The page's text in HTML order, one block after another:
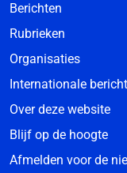
Berichten
Rubrieken
Organisaties
Internationale
Over deze website
Blijf op de hoogte
Afmelden voor de